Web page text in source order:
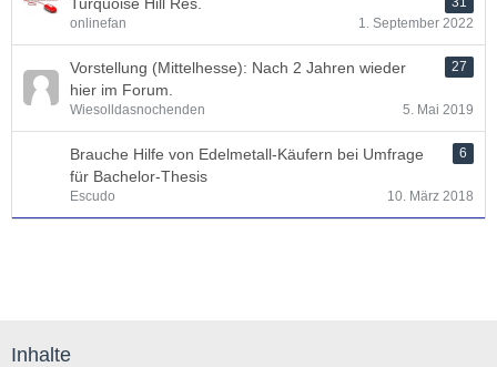
onlinefan
1. September 2022
Vorstellung (Mittelhesse): Nach 2 Jahren wieder
hier im Forum.
27
Wiesolldasnochenden 5. Mai 2019
Brauche Hilfe von Edelmetall-Käufern bei Umfrage
für Bachelor-Thesis
6
Escudo 10. März 2018
Inhalte